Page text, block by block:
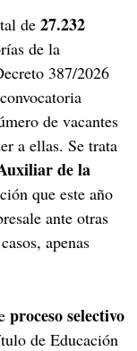
de 27.232
de la
387/2026
de vacantes
a ellas. Se trata
de la
que este año
ante otras
apenas
proceso selectivo
de Educación